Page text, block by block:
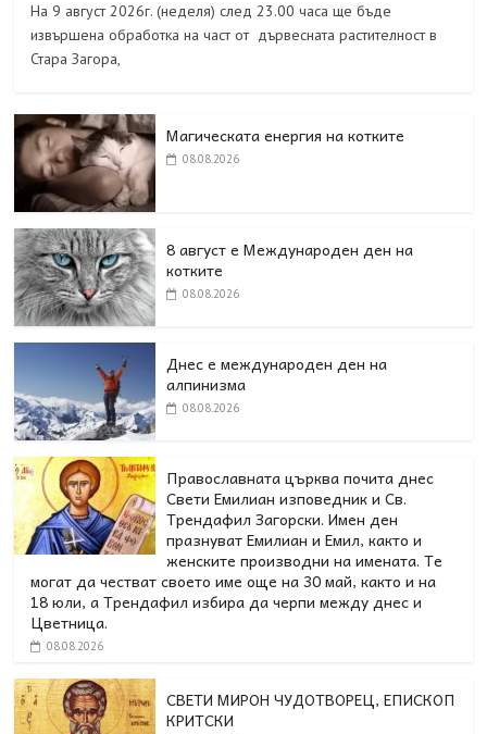
На 9 август 2026г. (неделя) след 23.00 часа ще бъде
извършена обработка на част от дървесната растителност в
Стара Загора,
Магическата енергия на котките
08.08.2026
8 август е Международен ден на
котките
08.08.2026
Днес е международен ден на
алпинизма
08.08.2026
Православната църква почита днес
Свети Емилиан изповедник и Св.
Трендафил Загорски. Имен ден
празнуват Емилиан и Емил, както и
женските производни на имената. Те
могат да честват своето име още на 30 май, както и на
18 юли, а Трендафил избира да черпи между днес и
Цветница.
08.08.2026
СВЕТИ МИРОН ЧУДОТВОРЕЦ, ЕПИСКОП
КРИТСКИ